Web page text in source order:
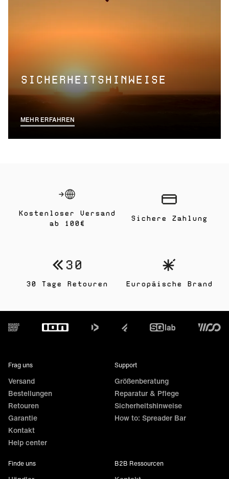
SICHERHEITSHINWEISE
MEHR ERFAHREN
Kostenloser Versand
ab 100€
30 Tage Retouren
Sichere Zahlung
Europäische Brand
Footer
Frag uns
Versand
Bestellungen
Retouren
Garantie
Kontakt
Help center
Support
Größenberatung
Reparatur & Pflege
Sicherheitshinweise
How to: Spreader Bar
Finde uns B2B Ressourcen